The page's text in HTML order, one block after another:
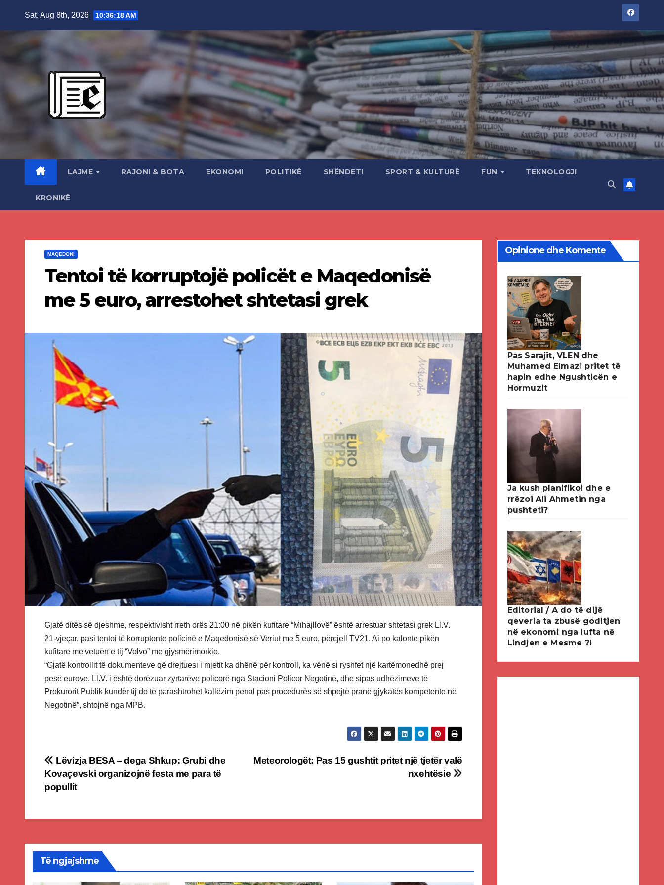
Sat. Aug 8th, 2026 10:36:19 AM
LAJME RAJONI & BOTA EKONOMI POLITIKË SHËNDETI SPORT & KULTURË FUN TEKNOLOGJI
KRONIKË
MAQEDONI
Tentoi të korruptojë policët e Maqedonisë
me 5 euro, arrestohet shtetasi grek
Gjatë ditës së djeshme, respektivisht rreth orës 21:00 në pikën kufitare “Mihajllovë” është arrestuar shtetasi grek Ll.V.
21-vjeçar, pasi tentoi të korruptonte policinë e Maqedonisë së Veriut me 5 euro, përcjell TV21. Ai po kalonte pikën
kufitare me vetuën e tij “Volvo” me gjysmërimorkio,
“Gjatë kontrollit të dokumenteve që drejtuesi i mjetit ka dhënë për kontroll, ka vënë si ryshfet një kartëmonedhë prej
pesë eurove. Ll.V. i është dorëzuar zyrtarëve policorë nga Stacioni Policor Negotinë, dhe sipas udhëzimeve të
Prokurorit Publik kundër tij do të parashtrohet kallëzim penal pas procedurës së shpejtë pranë gjykatës kompetente në
Negotinë”, shtojnë nga MPB.
Post
navigation
Meteorologët: Pas 15 gushtit pritet një tjetër valë
nxehtësie
Lëvizja BESA – dega Shkup: Grubi dhe
Kovaçevski organizojnë festa me para të
popullit
Të ngjajshme
Opinione dhe Komente
Pas Sarajit, VLEN dhe
Muhamed Elmazi pritet të
hapin edhe Ngushticën e
Hormuzit
Ja kush planifikoi dhe e
rrëzoi Ali Ahmetin nga
pushteti?
Editorial / A do të dijë
qeveria ta zbusë goditjen
në ekonomi nga lufta në
Lindjen e Mesme ?!